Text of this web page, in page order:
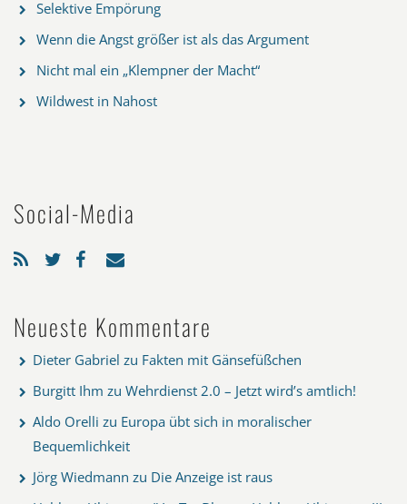
Selektive Empörung
Wenn die Angst größer ist als das Argument
Nicht mal ein „Klempner der Macht“
Wildwest in Nahost
Social-Media
Neueste Kommentare
Dieter Gabriel zu Fakten mit Gänsefüßchen
Burgitt Ihm zu Wehrdienst 2.0 – Jetzt wird’s amtlich!
Aldo Orelli zu Europa übt sich in moralischer
Bequemlichkeit
Jörg Wiedmann zu Die Anzeige ist raus